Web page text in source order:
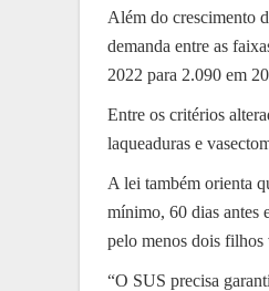
Além do crescimento
demanda entre as
2022 para 2.090 em
Entre os critérios
laqueaduras e
A lei também orienta
mínimo, 60 dias antes
pelo menos dois filhos
“O SUS precisa